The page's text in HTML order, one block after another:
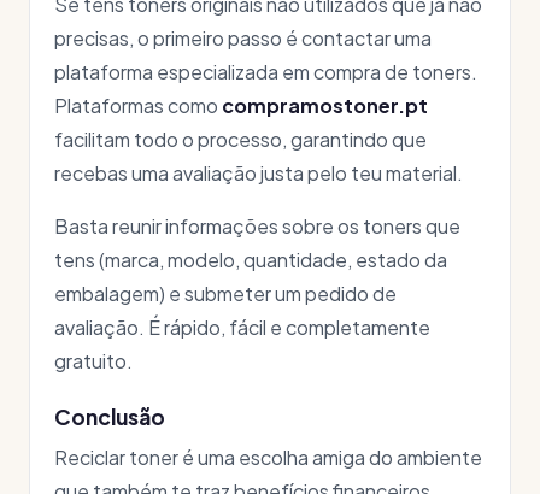
precisas, o primeiro passo é contactar uma
plataforma especializada em compra de toners.
Plataformas como compramostoner.pt
facilitam todo o processo, garantindo que
recebas uma avaliação justa pelo teu material.
Basta reunir informações sobre os toners que
tens (marca, modelo, quantidade, estado da
embalagem) e submeter um pedido de
avaliação. É rápido, fácil e completamente
gratuito.
Conclusão
Reciclar toner é uma escolha amiga do ambiente